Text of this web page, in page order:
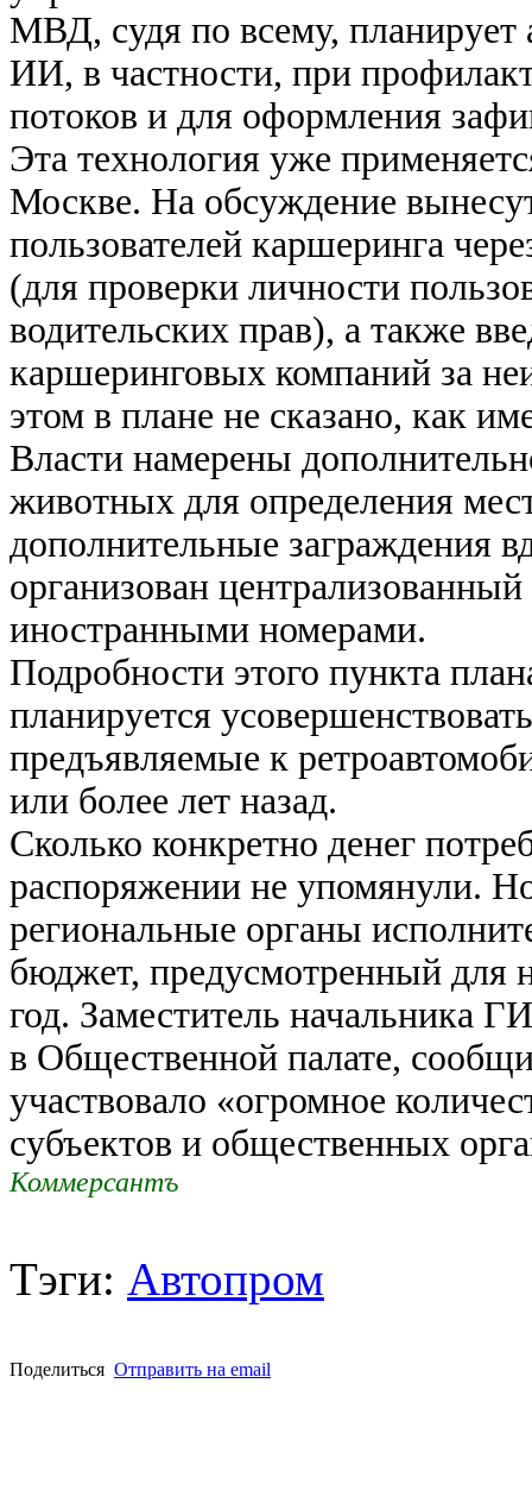
МВД, судя по всему, планирует
ИИ, в частности, при
потоков и для оформления
Эта технология уже
Москве. На обсуждение
пользователей каршеринга
(для проверки личности
водительских прав), а также
каршеринговых компаний за
этом в плане не сказано, как
Власти намерены
животных для определения
дополнительные заграждения
организован
иностранными номерами.
Подробности этого пункта
планируется
предъявляемые к
или более лет назад.
Сколько конкретно денег
распоряжении не упомянули.
региональные органы
бюджет, предусмотренный для
год. Заместитель начальника
в Общественной палате,
участвовало «огромное
субъектов и общественных
Коммерсантъ
Тэги: Автопром
Поделиться Отправить на email